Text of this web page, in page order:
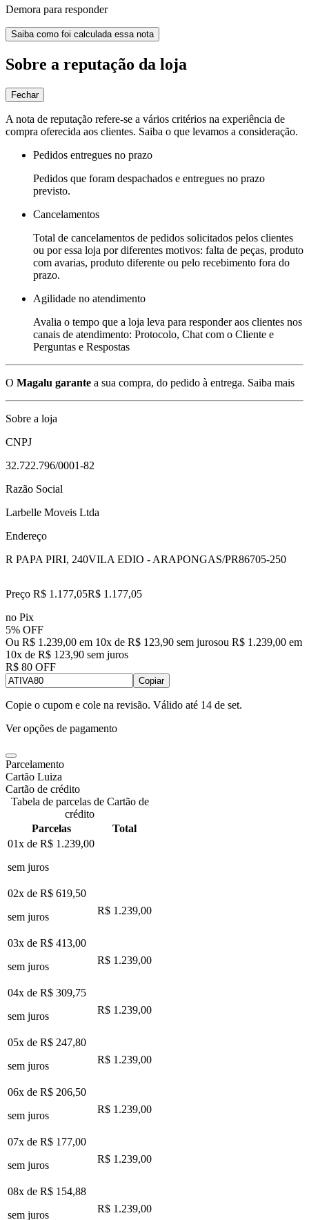
Demora para responder
Saiba como foi calculada essa nota
Sobre a reputação da loja
Fechar
A nota de reputação refere-se a vários critérios na experiência de
compra oferecida aos clientes. Saiba o que levamos a consideração.
Pedidos entregues no prazo
Pedidos que foram despachados e entregues no prazo
previsto.
Cancelamentos
Total de cancelamentos de pedidos solicitados pelos clientes
ou por essa loja por diferentes motivos: falta de peças, produto
com avarias, produto diferente ou pelo recebimento fora do
prazo.
Agilidade no atendimento
Avalia o tempo que a loja leva para responder aos clientes nos
canais de atendimento: Protocolo, Chat com o Cliente e
Perguntas e Respostas
O Magalu garante a sua compra, do pedido à entrega. Saiba mais
Sobre a loja
CNPJ
32.722.796/0001-82
Razão Social
Larbelle Moveis Ltda
Endereço
R PAPA PIRI, 240VILA EDIO - ARAPONGAS/PR86705-250
Preço R$ 1.177,05R$ 1.177,05
no Pix
5% OFF
Ou R$ 1.239,00 em 10x de R$ 123,90 sem jurosou R$ 1.239,00 em
10x de R$ 123,90 sem juros
R$ 80 OFF
Copiar
Copie o cupom e cole na revisão. Válido até 14 de set.
Ver opções de pagamento
Parcelamento
Cartão Luiza
Cartão de crédito
Tabela de parcelas de Cartão de
crédito
Parcelas
Total
01x de R$ 1.239,00
sem juros
02x de R$ 619,50
sem juros
R$ 1.239,00
03x de R$ 413,00
sem juros
R$ 1.239,00
04x de R$ 309,75
sem juros
R$ 1.239,00
05x de R$ 247,80
sem juros
R$ 1.239,00
06x de R$ 206,50
sem juros
R$ 1.239,00
07x de R$ 177,00
sem juros
R$ 1.239,00
08x de R$ 154,88
sem juros
R$ 1.239,00